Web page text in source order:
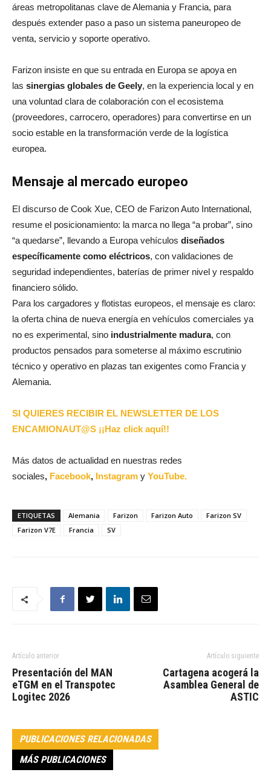
áreas metropolitanas clave de Alemania y Francia, para
después extender paso a paso un sistema paneuropeo de
venta, servicio y soporte operativo.
Farizon insiste en que su entrada en Europa se apoya en
las sinergias globales de Geely, en la experiencia local y en
una voluntad clara de colaboración con el ecosistema
(proveedores, carrocero, operadores) para convertirse en un
socio estable en la transformación verde de la logística
europea.
Mensaje al mercado europeo
El discurso de Cook Xue, CEO de Farizon Auto International,
resume el posicionamiento: la marca no llega “a probar”, sino
“a quedarse”, llevando a Europa vehículos diseñados
específicamente como eléctricos, con validaciones de
seguridad independientes, baterías de primer nivel y respaldo
financiero sólido.
Para los cargadores y flotistas europeos, el mensaje es claro:
la oferta china de nueva energía en vehículos comerciales ya
no es experimental, sino industrialmente madura, con
productos pensados para someterse al máximo escrutinio
técnico y operativo en plazas tan exigentes como Francia y
Alemania.
SI QUIERES RECIBIR EL NEWSLETTER DE LOS
ENCAMIONAUT@S ¡¡Haz click aquí!!
Más datos de actualidad en nuestras redes
sociales, Facebook, Instagram y YouTube.
ETIQUETAS Alemania Farizon Farizon Auto
Farizon SV
Farizon V7E
Francia SV
Artículo anterior
Presentación del MAN
eTGM en el Transpotec
Logitec 2026
Artículo siguiente
Cartagena acogerá la
Asamblea General de
ASTIC
PUBLICACIONES RELACIONADAS
MÁS PUBLICACIONES